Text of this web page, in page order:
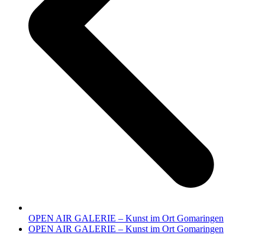
OPEN AIR GALERIE – Kunst im Ort Gomaringen
Nächster
OPEN AIR GALERIE – Kunst im Ort Gomaringen